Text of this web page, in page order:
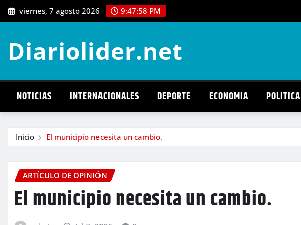
Saltar
al
viernes, 7 agosto 2026 9:47:59 PM
Diariolider.net
NOTICIAS INTERNACIONALES DEPORTE ECONOMIA POLITICA
Inicio El municipio necesita un cambio.
ARTÍCULO DE OPINIÓN
El municipio necesita un cambio.